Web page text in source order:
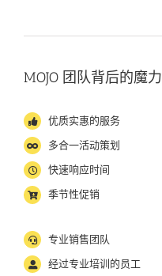
MOJO 团队背后的魔力
优质实惠的服务
多合一活动策划
快速响应时间
季节性促销
专业销售团队
经过专业培训的员工